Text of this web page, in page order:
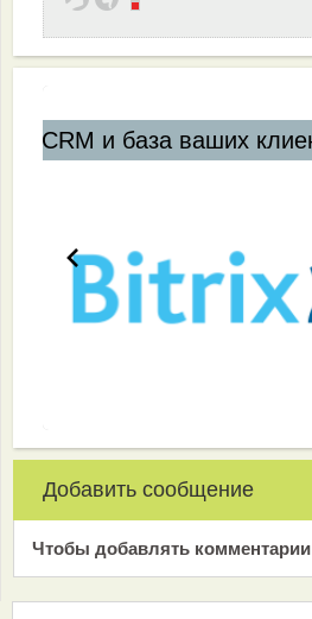
ваших клиентов
Добавить сообщение
Чтобы добавлять комментарии